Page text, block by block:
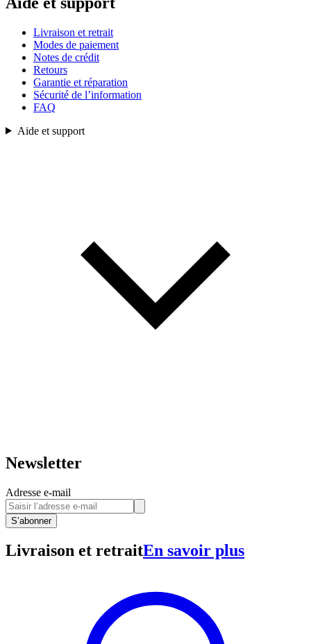
Livraison et retrait
Modes de paiement
Notes de crédit
Retours
Garantie et réparation
Sécurité de l’information
FAQ
Aide et support
Newsletter
Adresse e-mail
S’abonner
Livraison et retraitEn savoir plus